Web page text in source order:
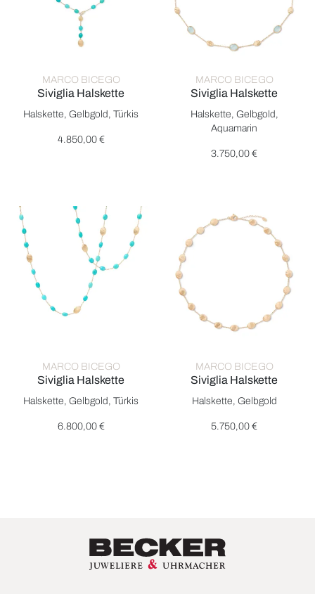
MARCO BICEGO
Siviglia Halskette
Marco Bicego Siviglia Halskette, Ref: CB2771-B TU01 Y,
Halskette, Gelbgold, Türkis
4.850,00 €
MARCO BICEGO
Siviglia Halskette
Marco Bicego Siviglia
Halskette, Gelbgold,
Aquamarin
3.750,00 €
MARCO BICEGO
Siviglia Halskette
Marco Bicego Siviglia Halskette, Ref: CB2770 TU01 Y, Preis:
Halskette, Gelbgold, Türkis
6.800,00 €
MARCO BICEGO
Siviglia Halskette
Marco Bicego Siviglia
Halskette, Gelbgold
5.750,00 €